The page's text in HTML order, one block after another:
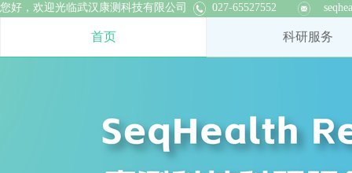
您好，欢迎光临武汉康测科技有限公司 027-65527552
首页 科研服务